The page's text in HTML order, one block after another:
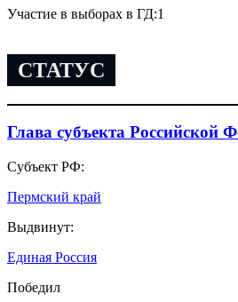
Участие в выборах в ГД:1
СТАТУС
Глава субъекта Российской
Субъект РФ:
Пермский край
Выдвинут:
Единая Россия
Победил